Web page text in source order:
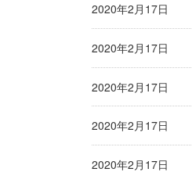
2020年2月17日
2020年2月17日
2020年2月17日
2020年2月17日
2020年2月17日